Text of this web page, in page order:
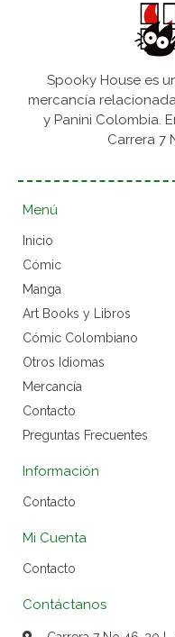
Spooky House es
mercancía
y Panini Colombia.
Carrera 7
Menú
Inicio
Cómic
Manga
Art Books y Libros
Cómic Colombiano
Otros Idiomas
Mercancía
Contacto
Preguntas Frecuentes
Información
Contacto
Mi Cuenta
Contacto
Contáctanos